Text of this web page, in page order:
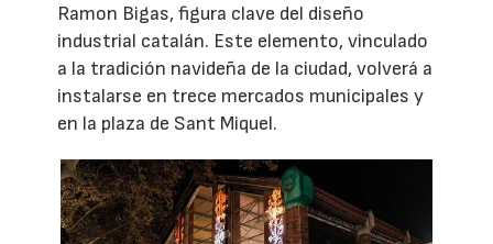
Ramon Bigas, figura clave del diseño
industrial catalán. Este elemento, vinculado
a la tradición navideña de la ciudad, volverá a
instalarse en trece mercados municipales y
en la plaza de Sant Miquel.